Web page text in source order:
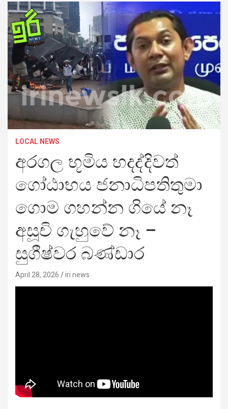
LOCAL NEWS
අරගල භූමිය හදද්දිවත්
ගෝඨාභය ජනාධිපතිතුමා
ගොම ගහන්න ගියේ නෑ
අසූචි ගැහුවේ නෑ –
සුගීෂ්වර බණ්ඩා​ර
April 28, 2026 iri news